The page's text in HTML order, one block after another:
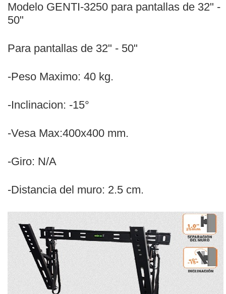
Modelo GENTI-3250 para pantallas de 32" -
50"
Para pantallas de 32" - 50"
-Peso Maximo: 40 kg.
-Inclinacion: -15°
-Vesa Max:400x400 mm.
-Giro: N/A
-Distancia del muro: 2.5 cm.